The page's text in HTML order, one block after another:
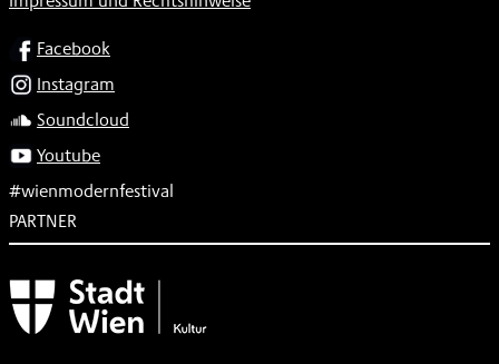
SOCIALFacebook
Instagram
Soundcloud
Youtube
#wienmodernfestival
PARTNER
Subventionsgeber